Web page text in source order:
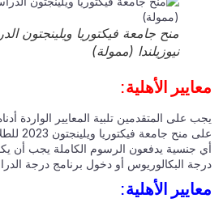
نيوزيلندا (ممولة)
الأهلية:
على المتقدمين تلبية المعايير الواردة أدناه
على منح جامعة
جنسية يدفعون الرسوم الكاملة يجب أن يكون
البكالوريوس أو دخول برنامج درجة الدراسات
الأهلية: